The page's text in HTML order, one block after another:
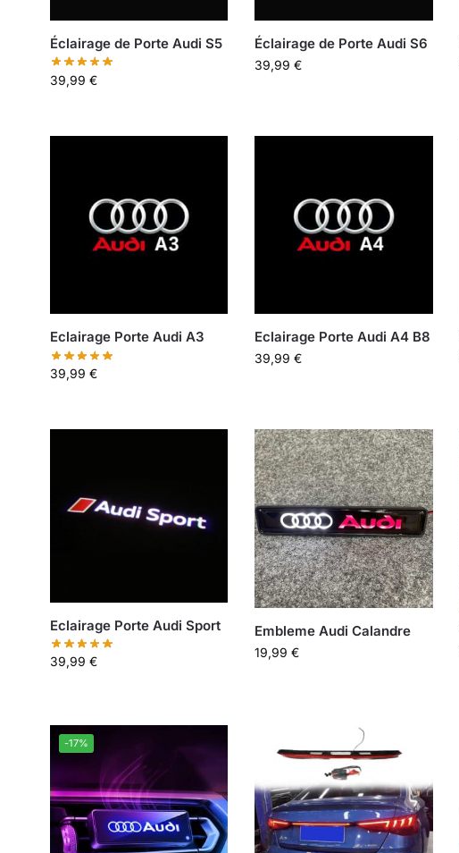
Éclairage de Porte Audi S5
39,99 €
Éclairage de Porte Audi S6
39,99€
Eclairage Porte Audi A3
39,99 €
Eclairage Porte Audi A4 B8
39,99€
Eclairage Porte Audi Sport
39,99 €
Embleme Audi Calandre​
19,99€
-17%